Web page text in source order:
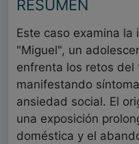
RESUMEN
Este caso examina
"Miguel", un
enfrenta los retos del
manifestando
ansiedad social. El
una exposición
doméstica y el